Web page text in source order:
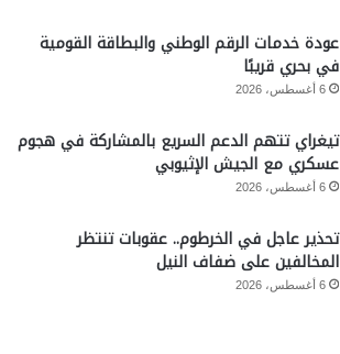
عودة خدمات الرقم الوطني والبطاقة القومية
في بحري قريبًا
6 أغسطس، 2026
تيغراي تتهم الدعم السريع بالمشاركة في هجوم
عسكري مع الجيش الإثيوبي
6 أغسطس، 2026
تحذير عاجل في الخرطوم.. عقوبات تنتظر
المخالفين على ضفاف النيل
6 أغسطس، 2026